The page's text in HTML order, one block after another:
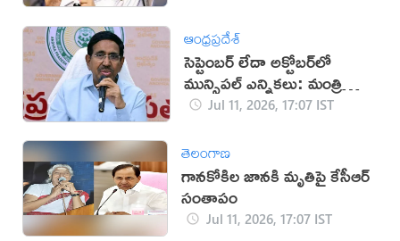
ఆంధ్రప్రదేశ్
సెప్టెంబర్ లేదా అక్టోబర్‌లో
మున్సిపల్ ఎన్నికలు: మంత్రి
నారాయణ
Jul 11, 2026, 17:07 IST
తెలంగాణ
గానకోకిల జానకి మృతిపై కేసీఆర్
సంతాపం
Jul 11, 2026, 17:07 IST